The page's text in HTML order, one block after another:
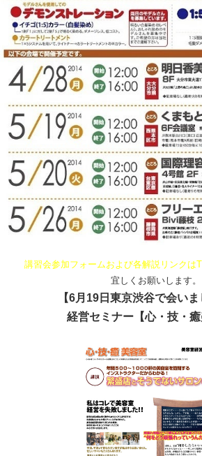
講習会参加フォームおよび各解説リンクは
宜しくお願いします。
【6月19日東京渋谷で会いま
経営セミナー【心・技・癒